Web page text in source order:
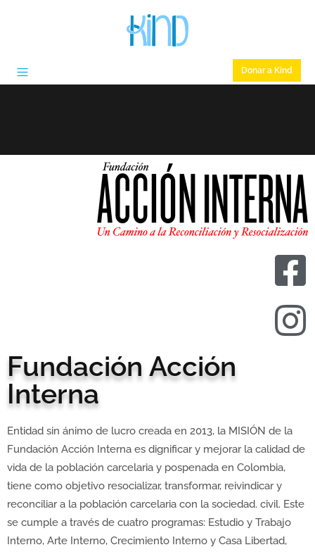
Donar a Kind
Fundación Acción
Interna
Entidad sin ánimo de lucro creada en 2013, la MISIÓN de la
Fundación Acción Interna es dignificar y mejorar la calidad de
vida de la población carcelaria y pospenada en Colombia,
tiene como objetivo resocializar, transformar, reivindicar y
reconciliar a la población carcelaria con la sociedad. civil. Este
se cumple a través de cuatro programas: Estudio y Trabajo
Interno, Arte Interno, Crecimiento Interno y Casa Libertad,